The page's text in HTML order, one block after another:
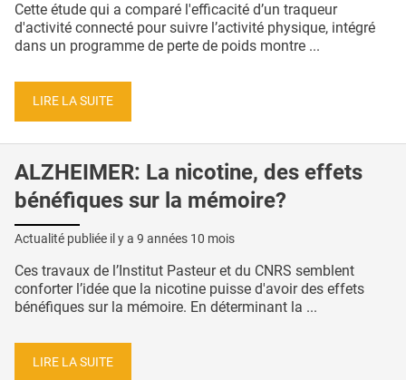
Cette étude qui a comparé l'efficacité d’un traqueur
d'activité connecté pour suivre l’activité physique, intégré
dans un programme de perte de poids montre ...
LIRE LA SUITE
ALZHEIMER: La nicotine, des effets
bénéfiques sur la mémoire?
Actualité publiée il y a 9 années 10 mois
Ces travaux de l’Institut Pasteur et du CNRS semblent
conforter l’idée que la nicotine puisse d'avoir des effets
bénéfiques sur la mémoire. En déterminant la ...
LIRE LA SUITE